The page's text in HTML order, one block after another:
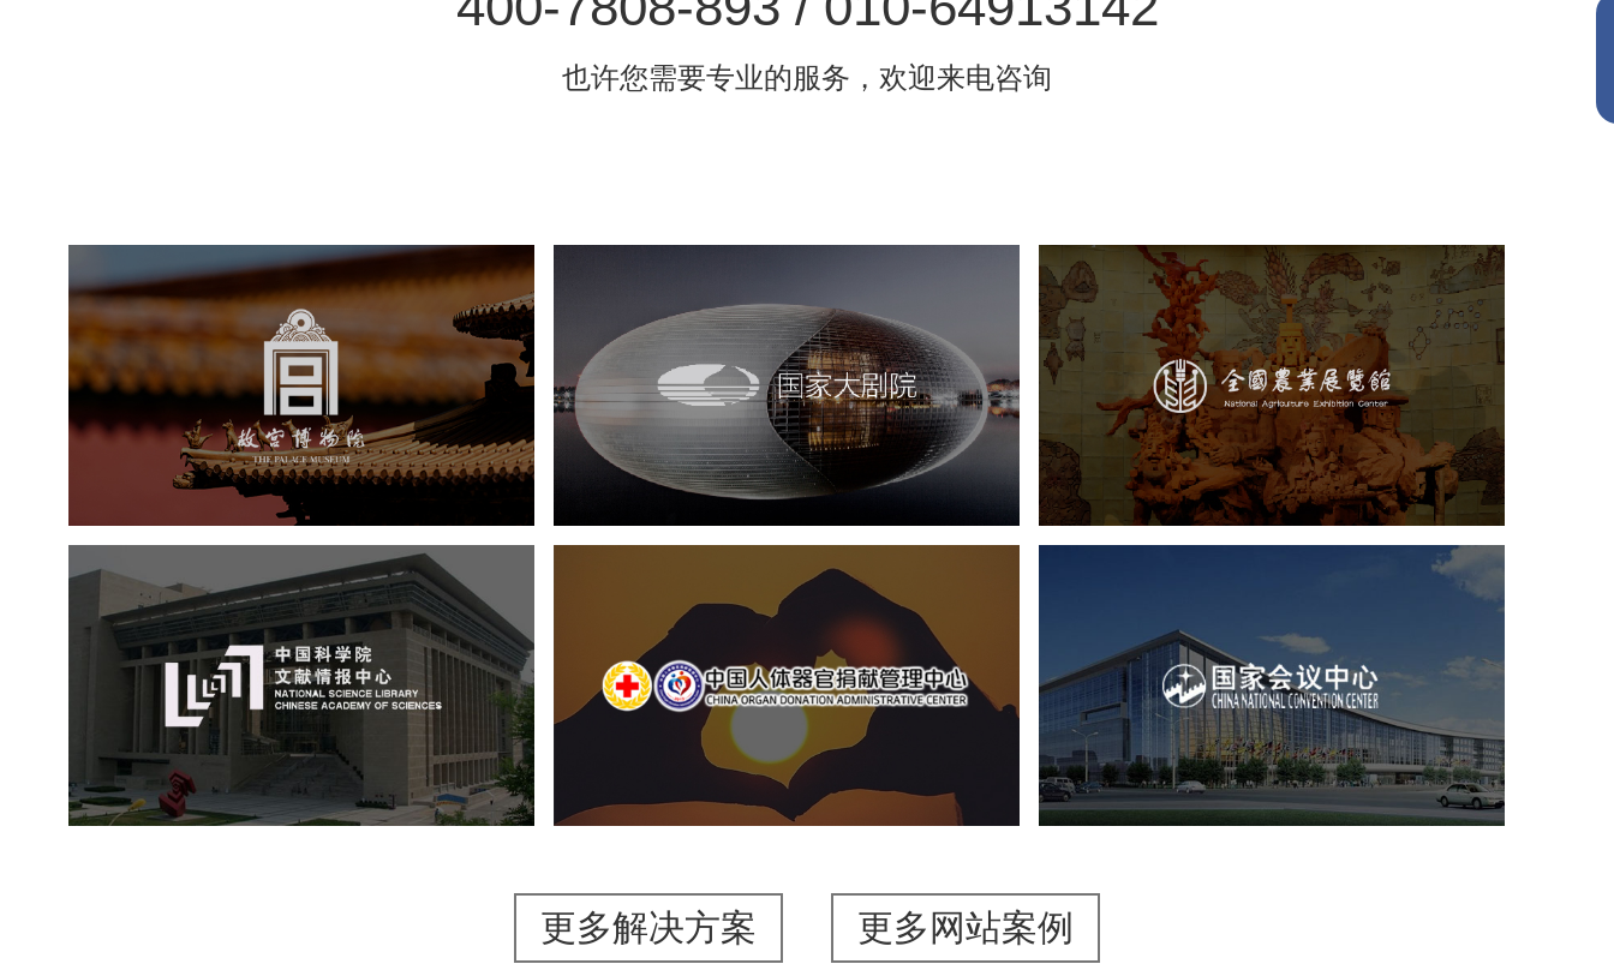
也许您需要专业的服务，欢迎来电咨询
故宫博物院
文化艺术 博物馆
智慧博物馆
博物馆网站建设
景区网站建设
文创商城
万能专题
网站代运营
国家大剧院
文化艺术 剧院 智慧展馆 展馆网站建设
农业展览馆
文化艺术 展馆网站建设
博物馆展厅设计
数字博物馆建设
展厅空间设计
企业展厅设计
公司展厅设计
北京展厅设计 产品展厅设计
中国科学院文献情报中心
机构组织 网站建设
虚拟展厅
博物馆展厅设计
数字博物馆建设
展厅空间设计
北京展厅设计
产品展厅设计
企业展厅设计
公司展厅设计
中国人体器官捐献管理中心
国企 品牌官网
网站设计
国家会议中心
服务行业 专业服务 网站建设 网站设计
更多解决方案 更多网站案例